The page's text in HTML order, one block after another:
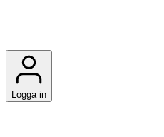
Logga in